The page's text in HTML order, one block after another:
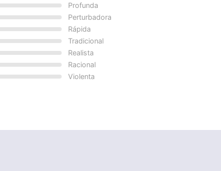
Profunda
Perturbadora
Rápida
Tradicional
Realista
Racional
Violenta